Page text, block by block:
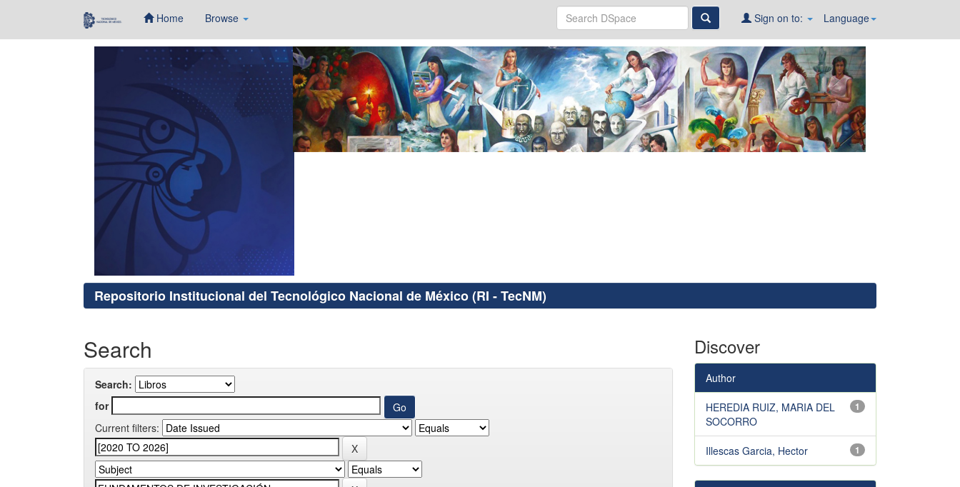
Home Browse Language
Sign on to:
Repositorio Institucional del Tecnológico Nacional de México (RI - TecNM)
Search
Search:
for
Current filters:
Discover
Author
1
HEREDIA RUIZ, MARIA DEL
SOCORRO
1
Illescas Garcia, Hector